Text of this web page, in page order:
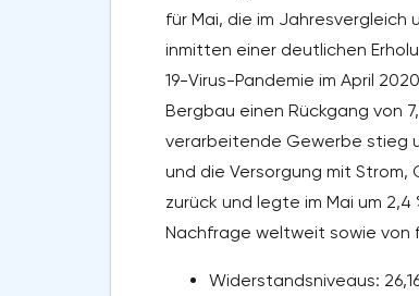
für Mai, die im Jahresvergleich
inmitten einer deutlichen
19-Virus-Pandemie im April
Bergbau einen Rückgang von
verarbeitende Gewerbe stieg
und die Versorgung mit Strom,
zurück und legte im Mai um
Nachfrage weltweit sowie von
Widerstandsniveaus: